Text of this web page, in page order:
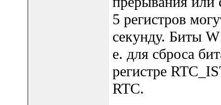
5 регистров
секунду. Биты
е. для сброса
регистре
RTC.